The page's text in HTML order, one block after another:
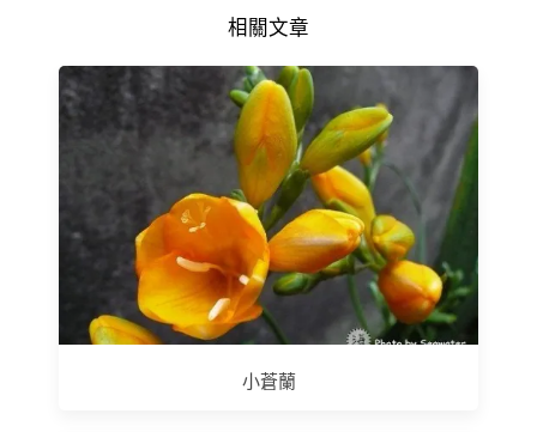
相關文章
小蒼蘭